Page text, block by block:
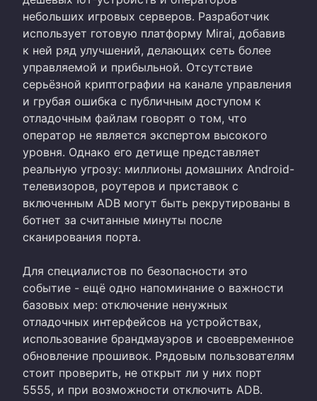
небольших игровых серверов. Разработчик
использует готовую платформу Mirai, добавив
к ней ряд улучшений, делающих сеть более
управляемой и прибыльной. Отсутствие
серьёзной криптографии на канале управления
и грубая ошибка с публичным доступом к
отладочным файлам говорят о том, что
оператор не является экспертом высокого
уровня. Однако его детище представляет
реальную угрозу: миллионы домашних Android-
телевизоров, роутеров и приставок с
включенным ADB могут быть рекрутированы в
ботнет за считанные минуты после
сканирования порта.
Для специалистов по безопасности это
событие - ещё одно напоминание о важности
базовых мер: отключение ненужных
отладочных интерфейсов на устройствах,
использование брандмауэров и своевременное
обновление прошивок. Рядовым пользователям
стоит проверить, не открыт ли у них порт
5555, и при возможности отключить ADB.